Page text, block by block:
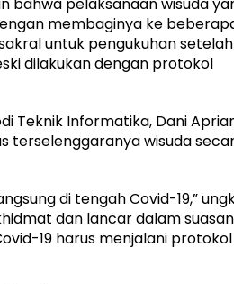
membaginya ke
untuk pengukuhan
dilakukan dengan protokol
Teknik Informatika, Dani
terselenggaranya wisuda
di tengah Covid-19,”
dan lancar dalam
19 harus menjalani protokol